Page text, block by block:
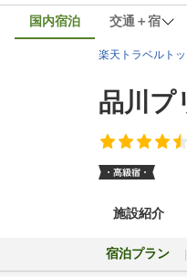
国内宿泊 交通＋宿
楽天トラベルト
品川プ
施設紹介
宿泊プラン